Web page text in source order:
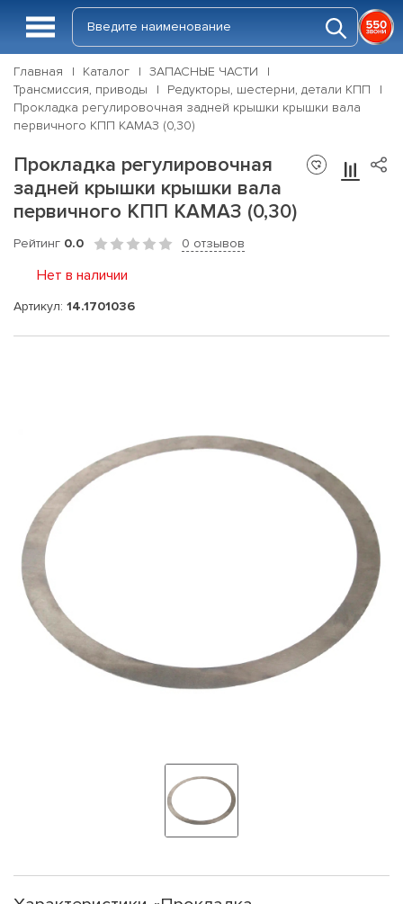
Главная Каталог
ЗАПАСНЫЕ ЧАСТИ
Трансмиссия, приводы
Редукторы, шестерни, детали КПП
Прокладка регулировочная задней крышки крышки вала
первичного КПП КАМАЗ (0,30)
Прокладка регулировочная
задней крышки крышки вала
первичного КПП КАМАЗ (0,30)
Рейтинг 0.0 0 отзывов
Нет в наличии
Артикул: 14.1701036